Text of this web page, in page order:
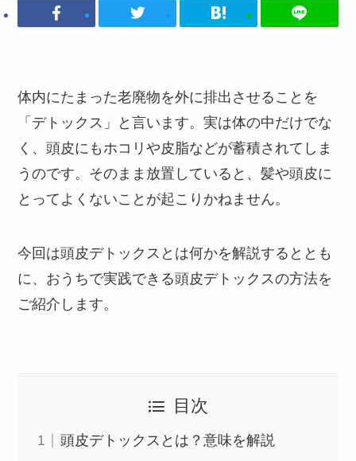
体内にたまった老廃物を外に排出させることを
「デトックス」と言います。実は体の中だけでな
く、頭皮にもホコリや皮脂などが蓄積されてしま
うのです。そのまま放置していると、髪や頭皮に
とってよくないことが起こりかねません。
今回は頭皮デトックスとは何かを解説するととも
に、おうちで実践できる頭皮デトックスの方法を
ご紹介します。
目次
頭皮デトックスとは？意味を解説